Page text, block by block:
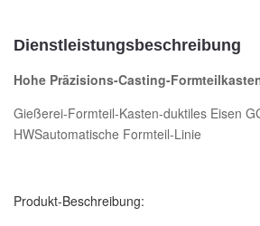
Dienstleistungsbeschreibung
Hohe Präzisions-Casting-
Gießerei-Formteil-Kasten-duktiles Eisen
HWSautomatische Formteil-Linie
Produkt-Beschreibung: